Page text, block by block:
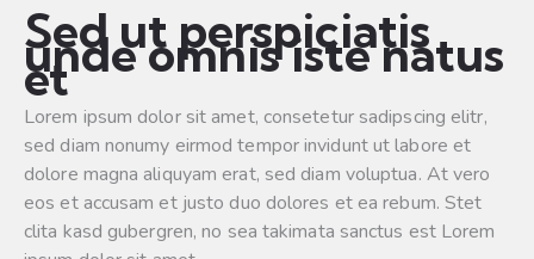
Sed ut perspiciatis
unde omnis iste natus
et
Lorem ipsum dolor sit amet, consetetur sadipscing elitr,
sed diam nonumy eirmod tempor invidunt ut labore et
dolore magna aliquyam erat, sed diam voluptua. At vero
eos et accusam et justo duo dolores et ea rebum. Stet
clita kasd gubergren, no sea takimata sanctus est Lorem